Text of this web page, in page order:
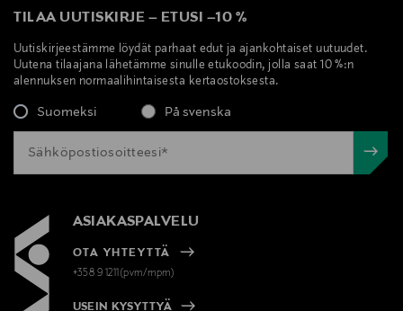
TILAA UUTISKIRJE – ETUSI –10 %
Uutiskirjeestämme löydät parhaat edut ja ajankohtaiset uutuudet.
Uutena tilaajana lähetämme sinulle etukoodin, jolla saat 10 %:n
alennuksen normaalihintaisesta kertaostoksesta.
Suomeksi På svenska
ASIAKASPALVELU
OTA YHTEYTTÄ
+358 9 1211(pvm/mpm)
USEIN KYSYTTYÄ